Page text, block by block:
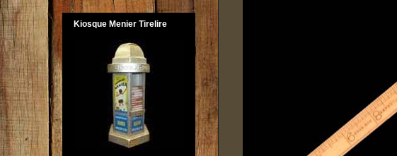
Kiosque Menier Tirelire